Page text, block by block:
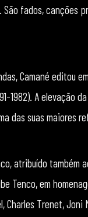
São fados, canções
Camané editou
1982). A elevação
das suas maiores
atribuído também
Tenco, em
Charles Trenet,